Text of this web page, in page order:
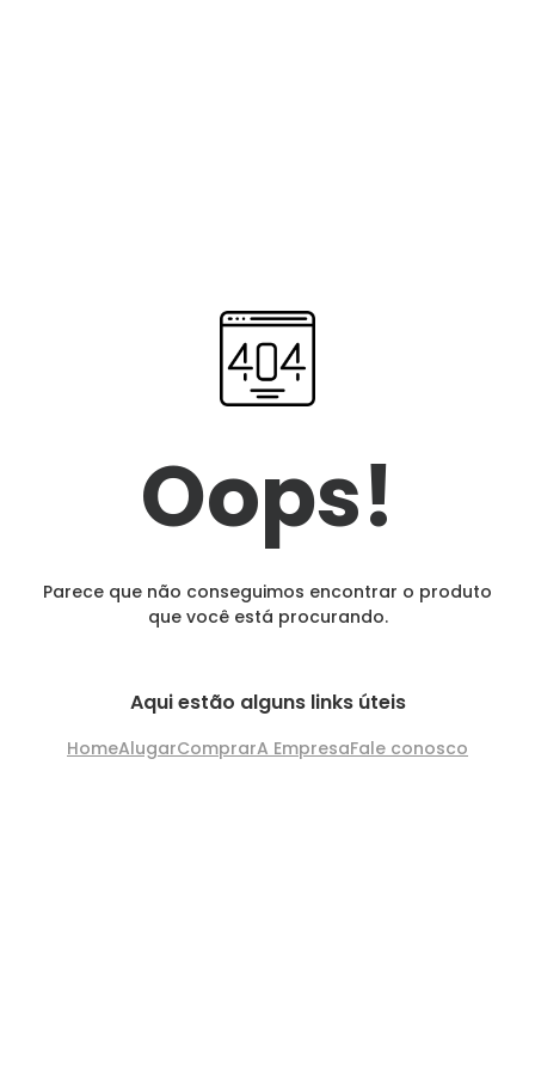
Oops!
Parece que não conseguimos encontrar o produto
que você está procurando.
Aqui estão alguns links úteis
HomeAlugarComprarA EmpresaFale conosco